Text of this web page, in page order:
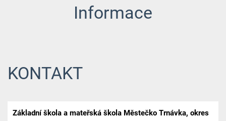
Informace
KONTAKT
Základní škola a mateřská škola Městečko Trnávka, okres